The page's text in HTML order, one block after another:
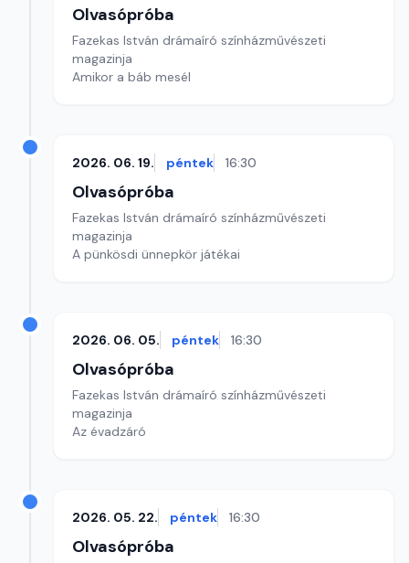
Olvasópróba
Fazekas István drámaíró színházművészeti
magazinja
Amikor a báb mesél
2026. 06. 19. péntek 16:30
Olvasópróba
Fazekas István drámaíró színházművészeti
magazinja
A pünkösdi ünnepkör játékai
2026. 06. 05. péntek 16:30
Olvasópróba
Fazekas István drámaíró színházművészeti
magazinja
Az évadzáró
2026. 05. 22. péntek 16:30
Olvasópróba